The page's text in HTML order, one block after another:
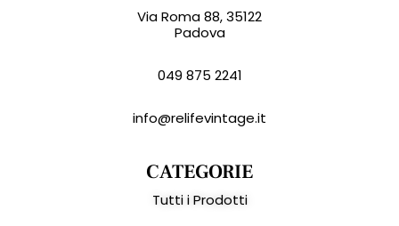
CATEGORIE
Tutti i Prodotti
Via Roma 88, 35122
Padova
049 875 2241
info@relifevintage.it